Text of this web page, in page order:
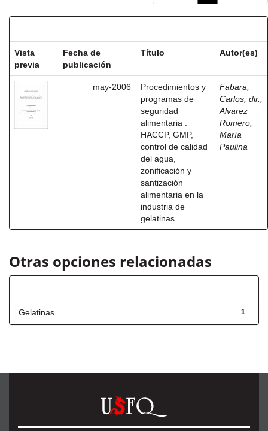
Vista
previa
Fecha de
publicación
Título Autor(es)
may-2006
Procedimientos y
programas de
seguridad
alimentaria :
HACCP, GMP,
control de calidad
del agua,
zonificación y
santización
alimentaria en la
industria de
gelatinas
Fabara,
Carlos, dir. ;
Alvarez
Romero,
María
Paulina
Otras opciones relacionadas
1
Gelatinas